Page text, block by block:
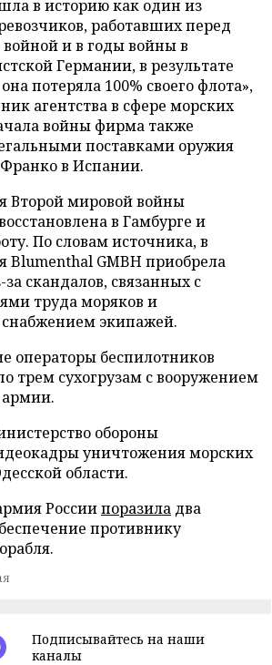
в историю как один из
работавших перед
и в годы войны в
Германии, в результате
потеряла 100% своего флота»,
агентства в сфере морских
войны фирма также
поставками оружия
в Испании.
Второй мировой войны
в Гамбурге и
По словам источника, в
Blumenthal GMBH приобрела
скандалов, связанных с
труда моряков и
экипажей.
операторы беспилотников
трем сухогрузам с вооружением
армии.
обороны
уничтожения морских
области.
Россиипоразила два
противнику
Подписывайтесь на наши
каналы